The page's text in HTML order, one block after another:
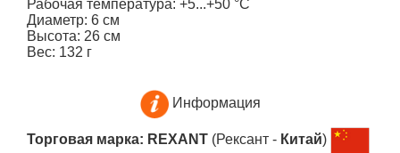
Рабочая температура: +5...+50 °С
Диаметр: 6 см
Высота: 26 см
Вес: 132 г
Информация
Торговая марка: REXANT (Рексант - Китай)